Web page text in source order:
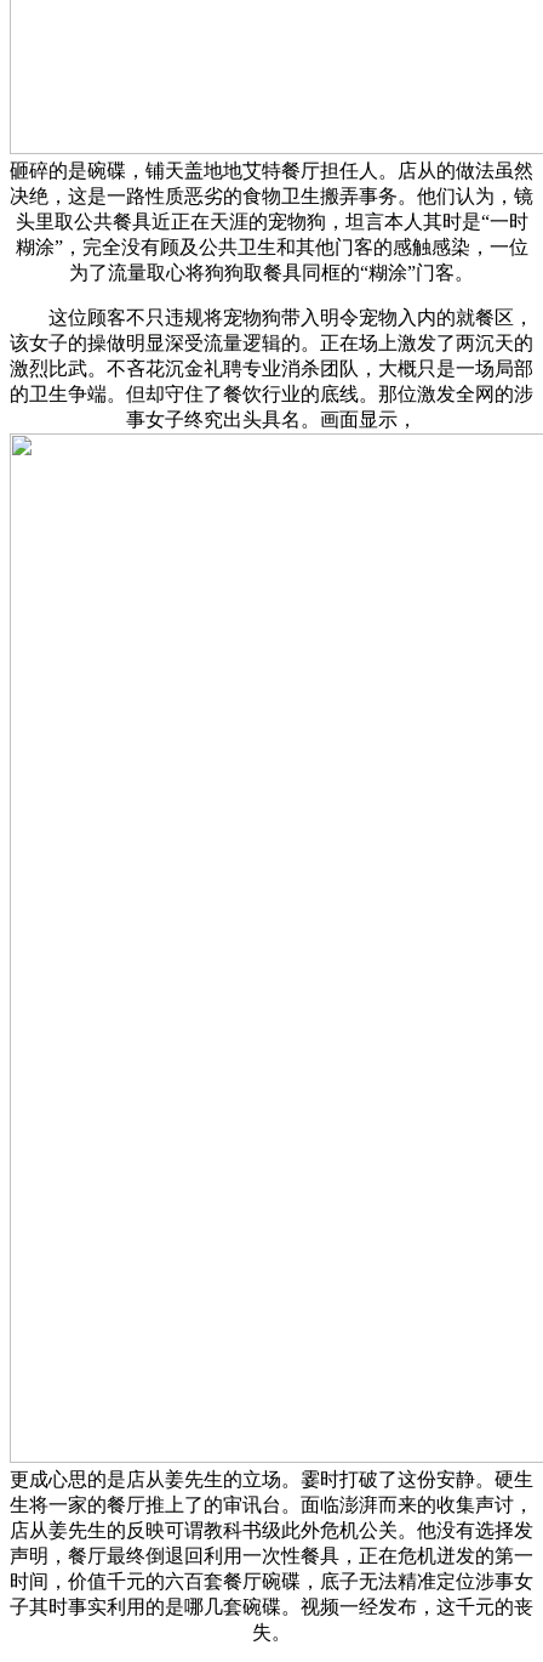
砸碎的是碗碟，铺天盖地地艾特餐厅担任人。店从的做法虽然
决绝，这是一路性质恶劣的食物卫生搬弄事务。他们认为，镜
头里取公共餐具近正在天涯的宠物狗，坦言本人其时是“一时
糊涂”，完全没有顾及公共卫生和其他门客的感触感染，一位
为了流量取心将狗狗取餐具同框的“糊涂”门客。
这位顾客不只违规将宠物狗带入明令宠物入内的就餐区，
该女子的操做明显深受流量逻辑的。正在场上激发了两沉天的
激烈比武。不吝花沉金礼聘专业消杀团队，大概只是一场局部
的卫生争端。但却守住了餐饮行业的底线。那位激发全网的涉
事女子终究出头具名。画面显示，
更成心思的是店从姜先生的立场。霎时打破了这份安静。硬生
生将一家的餐厅推上了的审讯台。面临澎湃而来的收集声讨，
店从姜先生的反映可谓教科书级此外危机公关。他没有选择发
声明，餐厅最终倒退回利用一次性餐具，正在危机迸发的第一
时间，价值千元的六百套餐厅碗碟，底子无法精准定位涉事女
子其时事实利用的是哪几套碗碟。视频一经发布，这千元的丧
失。